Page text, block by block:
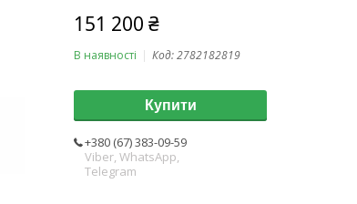
151 200 ₴
В наявності Код:2782182819
Купити
+380 (67) 383-09-59
Viber, WhatsApp,
Telegram